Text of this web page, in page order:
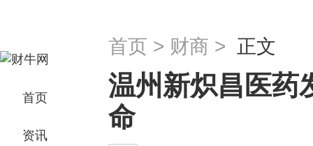
首页
资讯
首页 > 财商 > 正文
温州新炽昌医药
命